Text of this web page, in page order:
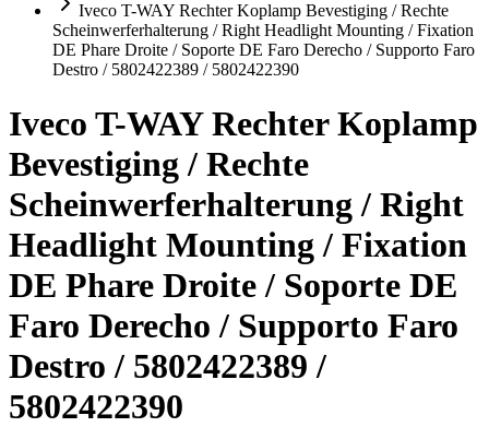
Iveco T-WAY Rechter Koplamp Bevestiging / Rechte
Scheinwerferhalterung / Right Headlight Mounting / Fixation
DE Phare Droite / Soporte DE Faro Derecho / Supporto Faro
Destro / 5802422389 / 5802422390
Iveco T-WAY Rechter Koplamp
Bevestiging / Rechte
Scheinwerferhalterung / Right
Headlight Mounting / Fixation
DE Phare Droite / Soporte DE
Faro Derecho / Supporto Faro
Destro / 5802422389 /
5802422390